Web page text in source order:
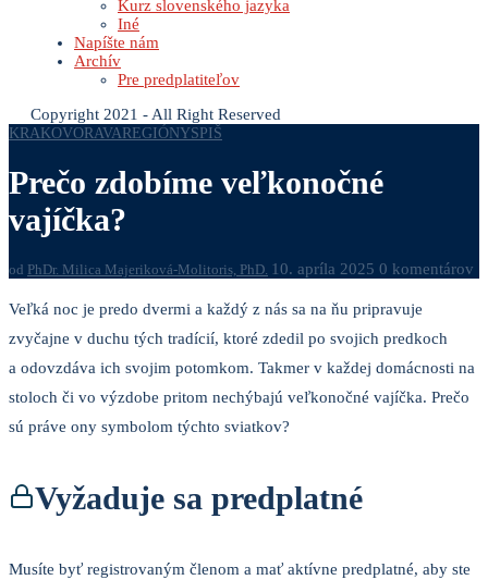
Kurz slovenského jazyka
Iné
Napíšte nám
Archív
Pre predplatiteľov
Copyright 2021 - All Right Reserved
KRAKOVORAVA REGIÓNYSPIŠ
Prečo zdobíme veľkonočné
vajíčka?
od PhDr. Milica Majeriková-Molitoris, PhD. 10. apríla 2025 0 komentárov
Veľká noc je predo dvermi a každý z nás sa na ňu pripravuje
zvyčajne v duchu tých tradícií, ktoré zdedil po svojich predkoch
a odovzdáva ich svojim potomkom. Takmer v každej domácnosti na
stoloch či vo výzdobe pritom nechýbajú veľkonočné vajíčka. Prečo
sú práve ony symbolom týchto sviatkov?
Vyžaduje sa predplatné
Musíte byť registrovaným členom a mať aktívne predplatné, aby ste